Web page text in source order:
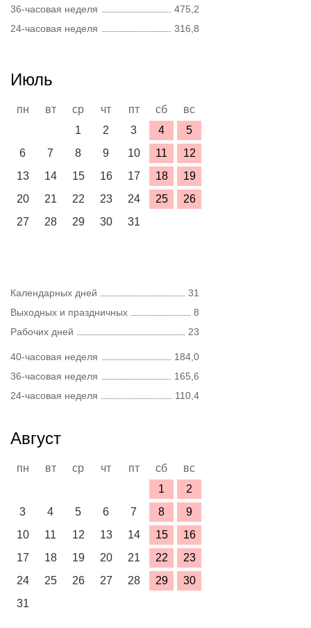
36-часовая неделя
475,2
24-часовая неделя
316,8
Июль
пн вт ср чт пт сб
вс
1
2 3 4
5
6
7 8 9 10 11
12
13
14 15 16 17 18
19
20
21 22 23 24 25
26
27
28 29 30 31
Календарных дней
31
Выходных и праздничных
8
Рабочих дней
23
40-часовая неделя
184,0
36-часовая неделя
165,6
24-часовая неделя
110,4
Август
пн вт ср чт пт сб
вс
1
2
3
4 5 6 7 8
9
10
11 12 13 14 15
16
17
18 19 20 21 22
23
24
25 26 27 28 29
30
31